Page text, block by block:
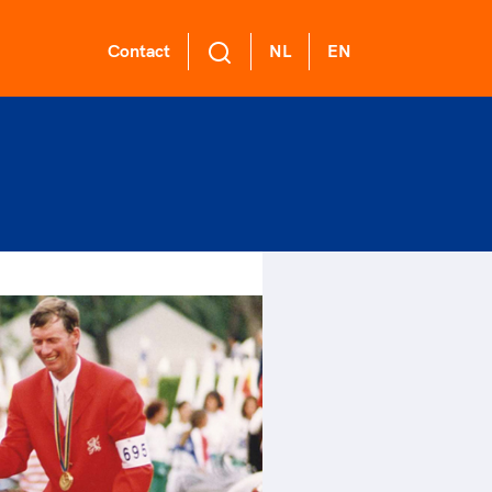
tijdens een rondje
door samen te skaten of
de sportschool te gaan.
samen te juichen voor Sifan
Rico Verhoeven, Diede
en het Nederlands
Of met trots te genieten
de karatewedstrijd van je
de halve marathon van
langs de lijn, in de
kantine en online?
vooral niet? Een
geeft hier richting
een belangrijk
van het clubbeleid
en ongewenst
functies binnen
experts,
(technisch)
en
Contact NL EN